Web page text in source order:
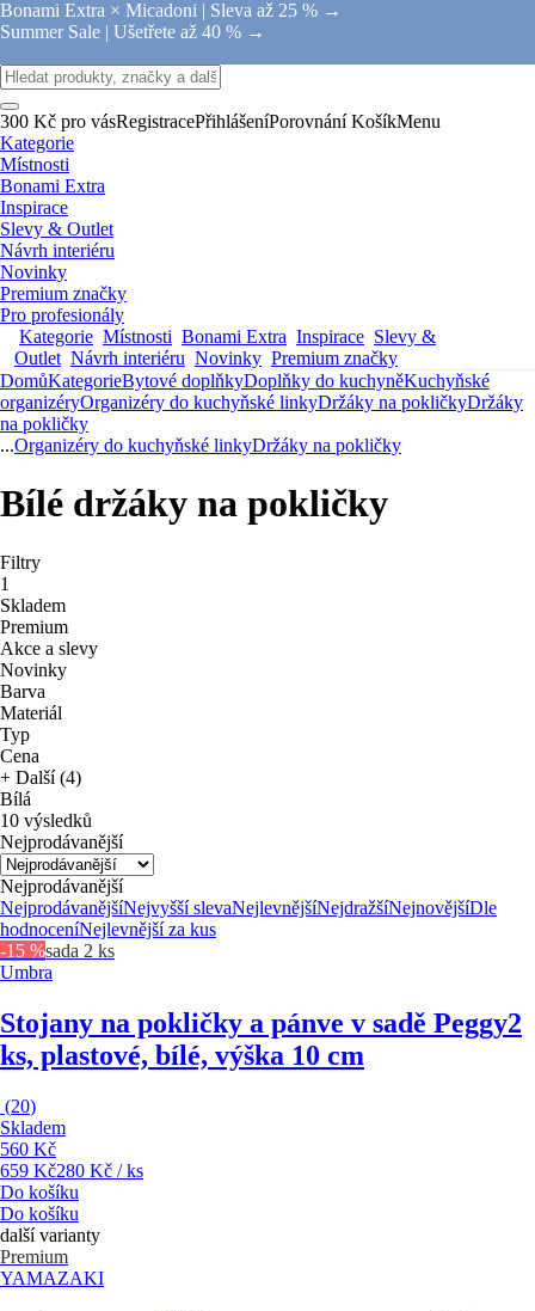
Bonami Extra × Micadoni | Sleva až 25 % →
Summer Sale | Ušetřete až 40 % →
300 Kč pro vásRegistracePřihlášeníPorovnání KošíkMenu
Kategorie
Místnosti
Bonami Extra
Inspirace
Slevy & Outlet
Návrh interiéru
Novinky
Premium značky
Pro profesionály
Kategorie Místnosti Bonami Extra Inspirace Slevy &
Outlet Návrh interiéru Novinky Premium značky
DomůKategorieBytové doplňkyDoplňky do kuchyněKuchyňské
organizéryOrganizéry do kuchyňské linkyDržáky na pokličkyDržáky
na pokličky
...Organizéry do kuchyňské linkyDržáky na pokličky
Bílé držáky na pokličky
Filtry
1
Skladem
Premium
Akce a slevy
Novinky
Barva
Materiál
Typ
Cena
+ Další (4)
Bílá
10 výsledků
Nejprodávanější
Nejprodávanější
NejprodávanějšíNejvyšší slevaNejlevnějšíNejdražšíNejnovějšíDle
hodnoceníNejlevnější za kus
-15 %sada 2 ks
Umbra
Stojany na pokličky a pánve v sadě Peggy2
ks, plastové, bílé, výška 10 cm
(20)
Skladem
560 Kč
659 Kč280 Kč / ks
Do košíku
Do košíku
další varianty
Premium
YAMAZAKI